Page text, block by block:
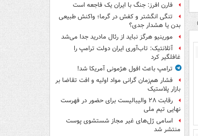
فارن افرز: جنگ با ایران یک فاجعه است
تنگی انگشتر و کفش در گرما؛ واکنش طبیعی
بدن یا هشدار جدی؟
مورینیو هرگز نباید از رئال مادرید جدا می‌شد
آتلانتیک: تاب‌آوری ایران دولت ترامپ را
غافلگیر کرد
ترامپ باعث افول هژمونی آمریکا شد!
فشار هم‌زمان گرانی مواد اولیه و افت تقاضا بر
بازار پلاستیک
رقابت ۲۸ والیبالیست برای حضور در فهرست
نهایی تیم ملی
اسامی ژل‌های غیر مجاز شستشوی پوست
منتشر شد